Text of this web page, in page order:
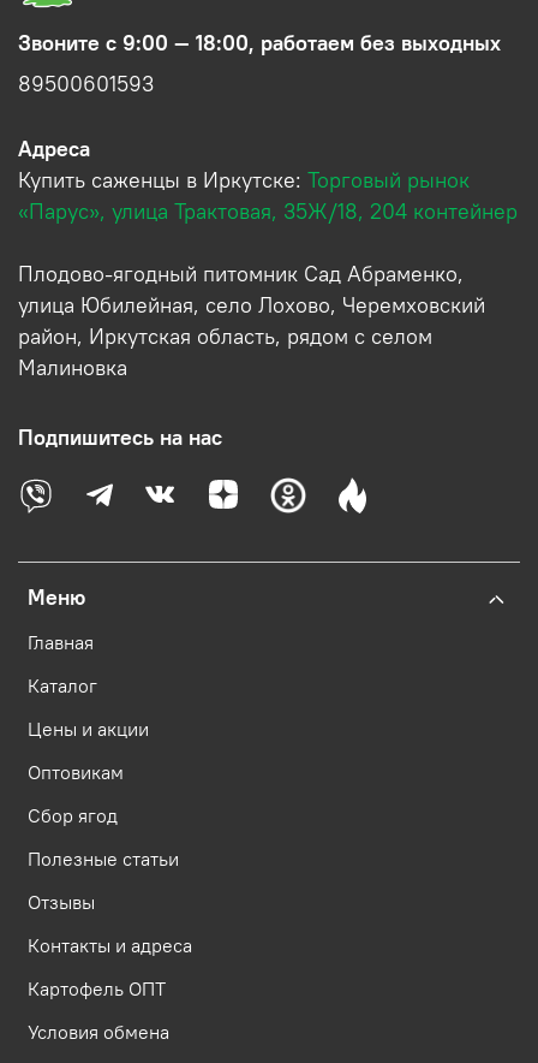
Меню
Главная
Каталог
Цены и акции
Оптовикам
Сбор ягод
Полезные статьи
Отзывы
Контакты и адреса
Картофель ОПТ
Условия обмена
Звоните с 9:00 — 18:00, работаем без выходных
89500601593
Адреса
Купить саженцы в Иркутске: Торговый рынок
«Парус», улица Трактовая, 35Ж/18, 204 контейнер
Плодово-ягодный питомник Сад Абраменко,
улица Юбилейная, село Лохово, Черемховский
район, Иркутская область, рядом с селом
Малиновка
Подпишитесь на нас